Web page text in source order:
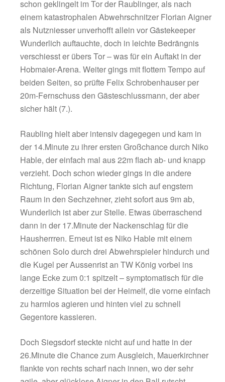
Beitrags-Archiv der Saison 2016 – 2017
Beitrags-Archiv der Saison 2017 – 2018
Beitrags-Archiv der Saison 2018 – 2019
Beitrags-Archiv der Saison 2019 – 2020
VORIGER
Leistungsgerechtes Remis der beiden Aufsteiger Unspektakulärer Derbyerfolg
TSV SIEGSDORF SCHWIMMEN
DIE FELLE DAVON
Markus Germann
Schriftführer &
05.10.2024
Gäste aus Raubling gewinnen das „6-
Spiel“ mit 3:2
In einer hochdramatischen, engen